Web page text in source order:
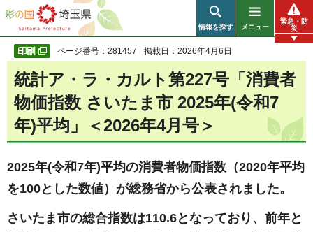
彩の国 埼玉県
情報を探す メニュー
緊急・防
災
ページ番号：281457 掲載日：2026年4月6日
統計ア・ラ・カルト第227号「消費者
物価指数 さいたま市 2025年(令和7
年)平均」＜2026年4月号＞
2025年(令和7年)平均の消費者物価指数（2020年平均
を100とした数値）が総務省から公表されました。
さいたま市の総合指数は110.6となっており、前年と